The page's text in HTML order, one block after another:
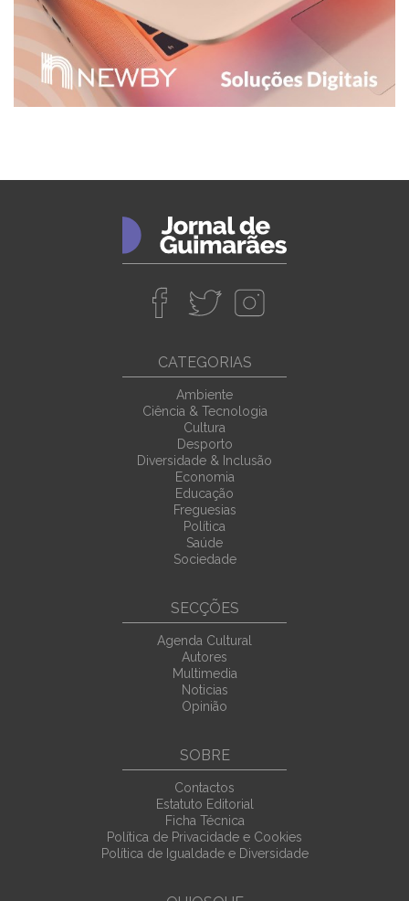
CATEGORIAS
Ambiente
Ciência & Tecnologia
Cultura
Desporto
Diversidade & Inclusão
Economia
Educação
Freguesias
Política
Saúde
Sociedade
SECÇÕES
Agenda Cultural
Autores
Multimedia
Noticias
Opinião
SOBRE
Contactos
Estatuto Editorial
Ficha Técnica
Política de Privacidade e Cookies
Política de Igualdade e Diversidade